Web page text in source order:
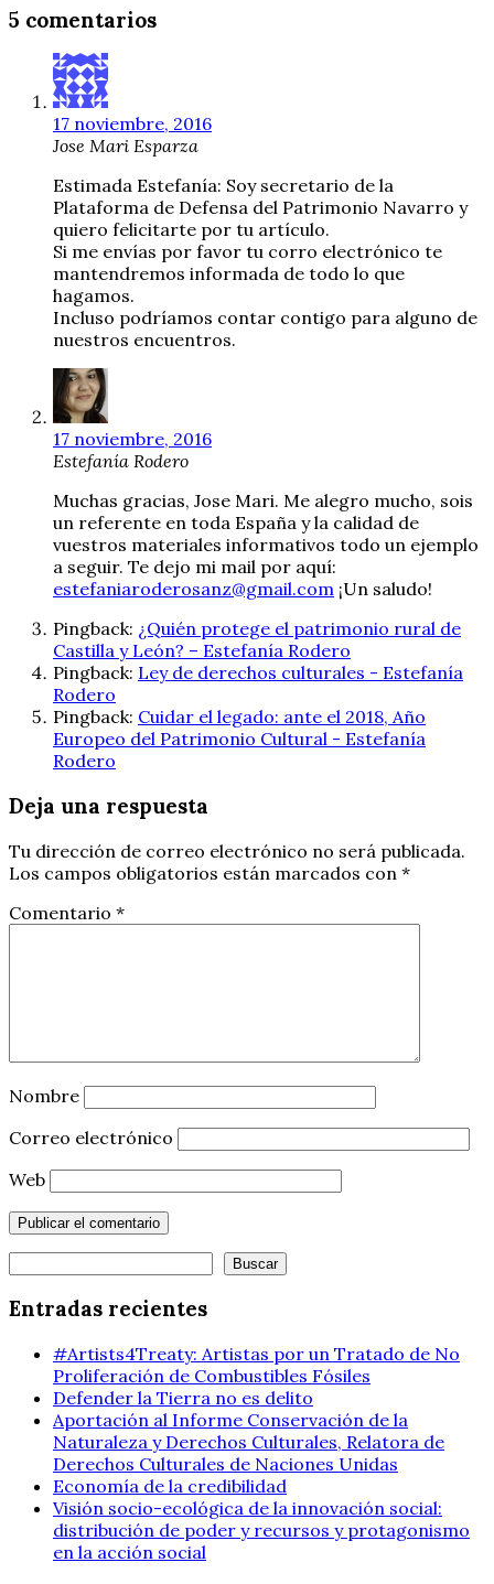
5 comentarios
17 noviembre, 2016
Jose Mari Esparza
Estimada Estefanía: Soy secretario de la
Plataforma de Defensa del Patrimonio Navarro y
quiero felicitarte por tu artículo.
Si me envías por favor tu corro electrónico te
mantendremos informada de todo lo que
hagamos.
Incluso podríamos contar contigo para alguno de
nuestros encuentros.
17 noviembre, 2016
Estefanía Rodero
Muchas gracias, Jose Mari. Me alegro mucho, sois
un referente en toda España y la calidad de
vuestros materiales informativos todo un ejemplo
a seguir. Te dejo mi mail por aquí:
estefaniaroderosanz@gmail.com ¡Un saludo!
Pingback: ¿Quién protege el patrimonio rural de
Castilla y León? – Estefanía Rodero
Pingback: Ley de derechos culturales - Estefanía
Rodero
Pingback: Cuidar el legado: ante el 2018, Año
Europeo del Patrimonio Cultural - Estefanía
Rodero
Deja una respuesta
Tu dirección de correo electrónico no será publicada.
Los campos obligatorios están marcados con *
Comentario *
Nombre
Correo electrónico
Web
Buscar
Entradas recientes
#Artists4Treaty: Artistas por un Tratado de No
Proliferación de Combustibles Fósiles
Defender la Tierra no es delito
Aportación al Informe Conservación de la
Naturaleza y Derechos Culturales, Relatora de
Derechos Culturales de Naciones Unidas
Economía de la credibilidad
Visión socio-ecológica de la innovación social:
distribución de poder y recursos y protagonismo
en la acción social